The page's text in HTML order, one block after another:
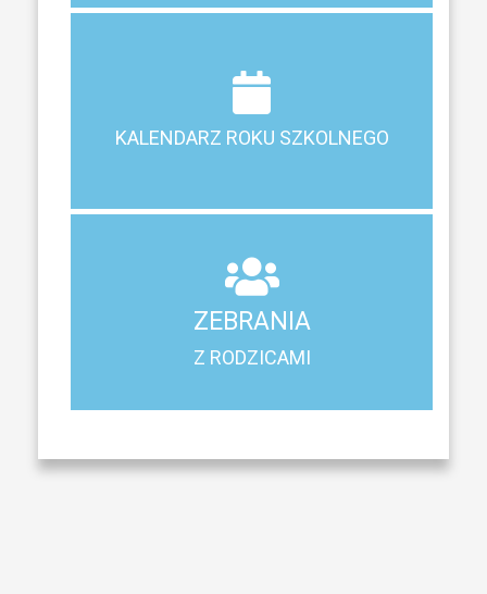
KALENDARZ ROKU SZKOLNEGO
KALENDARZ ROKU SZKOLNEGO
Terminy ferii, matur, zebrań i klasyfikacji
ZEBRANIA
Z RODZICAMI
Z RODZICAMI
Harmonogram spotkań i konsultacji z rodzicami